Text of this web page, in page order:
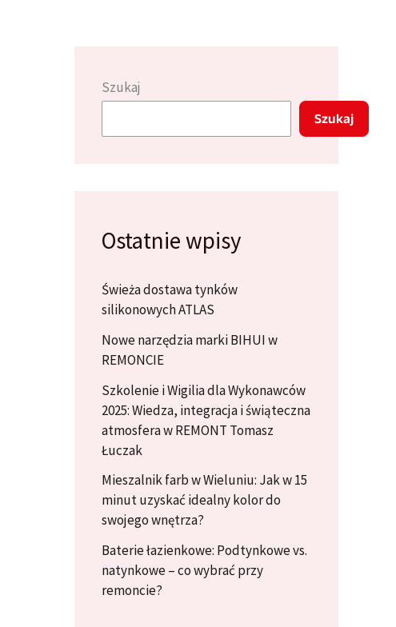
Szukaj
Szukaj
Ostatnie wpisy
Świeża dostawa tynków
silikonowych ATLAS
Nowe narzędzia marki BIHUI w
REMONCIE
Szkolenie i Wigilia dla Wykonawców
2025: Wiedza, integracja i świąteczna
atmosfera w REMONT Tomasz
Łuczak
Mieszalnik farb w Wieluniu: Jak w 15
minut uzyskać idealny kolor do
swojego wnętrza?
Baterie łazienkowe: Podtynkowe vs.
natynkowe – co wybrać przy
remoncie?